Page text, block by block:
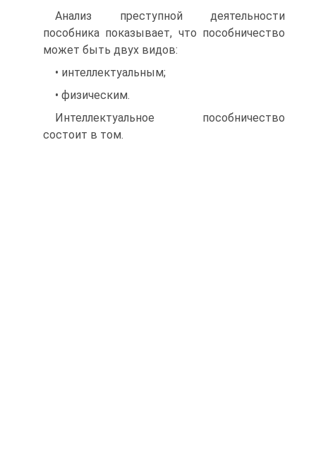
Анализ преступной деятельности
пособника показывает, что пособничество
может быть двух видов:
• интеллектуальным;
• физическим.
Интеллектуальное пособничество
состоит в том.